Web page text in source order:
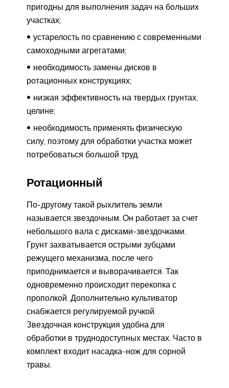
пригодны для выполнения задач на больших
участках;
устарелость по сравнению с современными
самоходными агрегатами;
необходимость замены дисков в
ротационных конструкциях;
низкая эффективность на твердых грунтах,
целине;
необходимость применять физическую
силу, поэтому для обработки участка может
потребоваться большой труд.
Ротационный
По-другому такой рыхлитель земли
называется звездочным. Он работает за счет
небольшого вала с дисками-звездочками.
Грунт захватывается острыми зубцами
режущего механизма, после чего
приподнимается и выворачивается. Так
одновременно происходит перекопка с
прополкой. Дополнительно культиватор
снабжается регулируемой ручкой.
Звездочная конструкция удобна для
обработки в труднодоступных местах. Часто в
комплект входит насадка-нож для сорной
травы.